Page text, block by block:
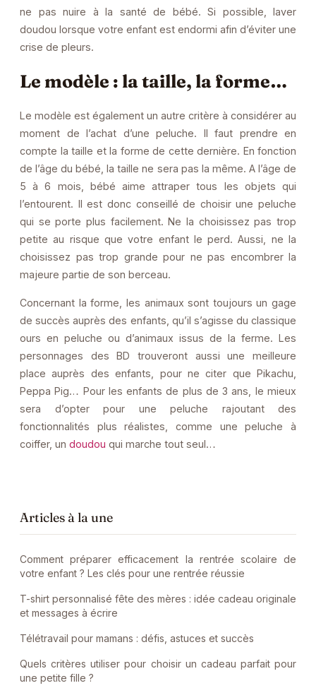
ne pas nuire à la santé de bébé. Si possible, laver
doudou lorsque votre enfant est endormi afin d’éviter une
crise de pleurs.
Le modèle : la taille, la forme…
Le modèle est également un autre critère à considérer au
moment de l’achat d’une peluche. Il faut prendre en
compte la taille et la forme de cette dernière. En fonction
de l’âge du bébé, la taille ne sera pas la même. A l’âge de
5 à 6 mois, bébé aime attraper tous les objets qui
l’entourent. Il est donc conseillé de choisir une peluche
qui se porte plus facilement. Ne la choisissez pas trop
petite au risque que votre enfant le perd. Aussi, ne la
choisissez pas trop grande pour ne pas encombrer la
majeure partie de son berceau.
Concernant la forme, les animaux sont toujours un gage
de succès auprès des enfants, qu’il s’agisse du classique
ours en peluche ou d’animaux issus de la ferme. Les
personnages des BD trouveront aussi une meilleure
place auprès des enfants, pour ne citer que Pikachu,
Peppa Pig… Pour les enfants de plus de 3 ans, le mieux
sera d’opter pour une peluche rajoutant des
fonctionnalités plus réalistes, comme une peluche à
coiffer, un doudou qui marche tout seul…
Articles à la une
Comment préparer efficacement la rentrée scolaire de
votre enfant ? Les clés pour une rentrée réussie
T-shirt personnalisé fête des mères : idée cadeau originale
et messages à écrire
Télétravail pour mamans : défis, astuces et succès
Quels critères utiliser pour choisir un cadeau parfait pour
une petite fille ?